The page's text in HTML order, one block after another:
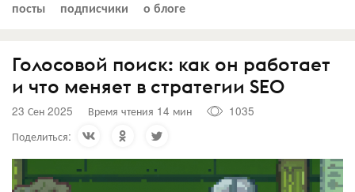
посты подписчики о блоге
Голосовой поиск: как он работает
и что меняет в стратегии SEO
23 Сен 2025 Время чтения 14 мин
1035
Поделиться: